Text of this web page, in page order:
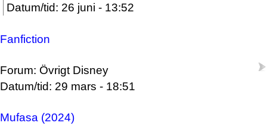
Datum/tid: 26 juni - 13:52
Fanfiction
Forum: Övrigt Disney
Datum/tid: 29 mars - 18:51
Mufasa (2024)